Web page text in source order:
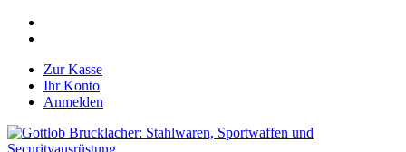
Zur Kasse
Ihr Konto
Anmelden